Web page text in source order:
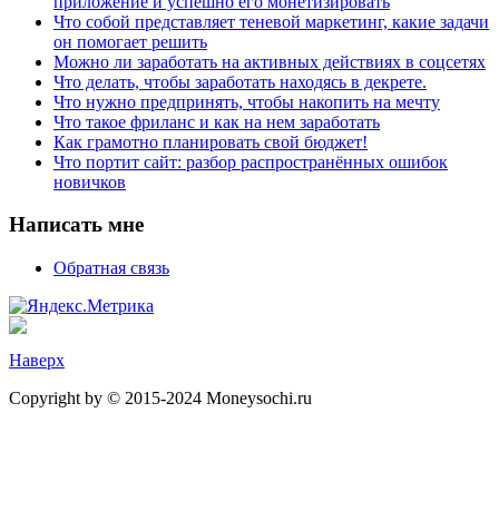
Что собой представляет теневой маркетинг, какие задачи
он помогает решить
Можно ли заработать на активных действиях в соцсетях
Что делать, чтобы заработать находясь в декрете.
Что нужно предпринять, чтобы накопить на мечту
Что такое фриланс и как на нем заработать
Как грамотно планировать свой бюджет!
Что портит сайт: разбор распространённых ошибок
новичков
Написать мне
Обратная связь
Наверх
Copyright by © 2015-2024 Moneysochi.ru